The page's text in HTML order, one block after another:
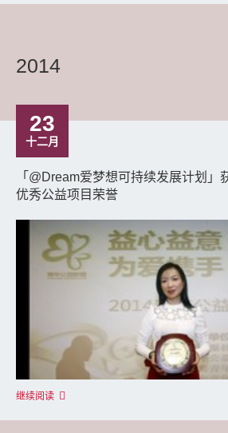
2014
23
十二月
「@Dream爱梦想可持续发展计划」
优秀公益项目荣誉
继续阅读